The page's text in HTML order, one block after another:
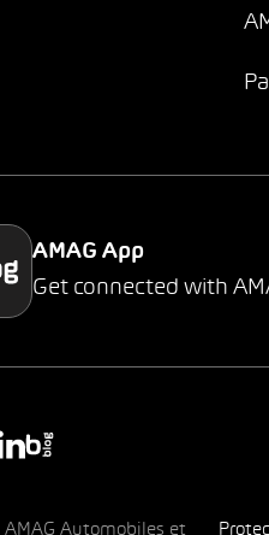
AMAG App
Get connected with
Automobiles et